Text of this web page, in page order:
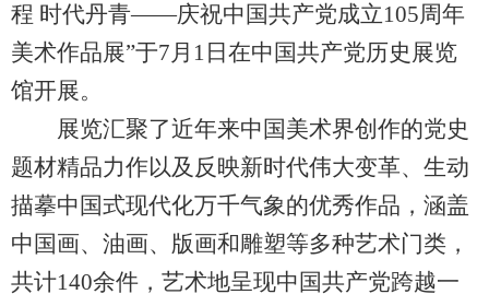
程 时代丹青——庆祝中国共产党成立105周年
美术作品展”于7月1日在中国共产党历史展览
馆开展。
展览汇聚了近年来中国美术界创作的党史
题材精品力作以及反映新时代伟大变革、生动
描摹中国式现代化万千气象的优秀作品，涵盖
中国画、油画、版画和雕塑等多种艺术门类，
共计140余件，艺术地呈现中国共产党跨越一